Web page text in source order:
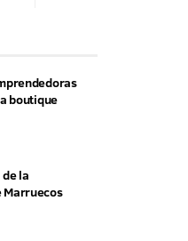
boutique
la
Marruecos